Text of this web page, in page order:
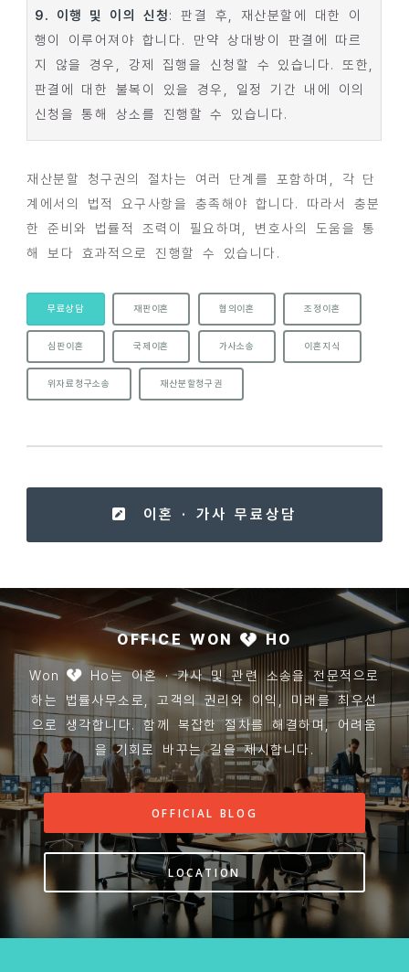
9. 이행 및 이의 신청: 판결 후, 재산분할에 대한 이
행이 이루어져야 합니다. 만약 상대방이 판결에 따르
지 않을 경우, 강제 집행을 신청할 수 있습니다. 또한,
판결에 대한 불복이 있을 경우, 일정 기간 내에 이의
신청을 통해 상소를 진행할 수 있습니다.
재산분할 청구권의 절차는 여러 단계를 포함하며, 각 단
계에서의 법적 요구사항을 충족해야 합니다. 따라서 충분
한 준비와 법률적 조력이 필요하며, 변호사의 도움을 통
해 보다 효과적으로 진행할 수 있습니다.
무료상담 재판이혼 협의이혼 조정이혼
심판이혼 국제이혼 가사소송 이혼지식
위자료청구소송 재산분할청구권
이혼 · 가사 무료상담
OFFICE WON HO
Won
Ho는 이혼 · 가사 및 관련 소송을 전문적으로
하는 법률사무소로, 고객의 권리와 이익, 미래를 최우선
으로 생각합니다. 함께 복잡한 절차를 해결하며, 어려움
을 기회로 바꾸는 길을 제시합니다.
OFFICIAL BLOG
LOCATION